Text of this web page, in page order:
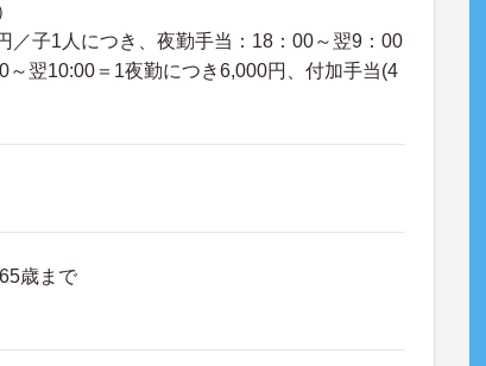
／子1人につき、夜勤手当：18：00～翌9：00
～翌10:00＝1夜勤につき6,000円、付加手当(4
歳まで